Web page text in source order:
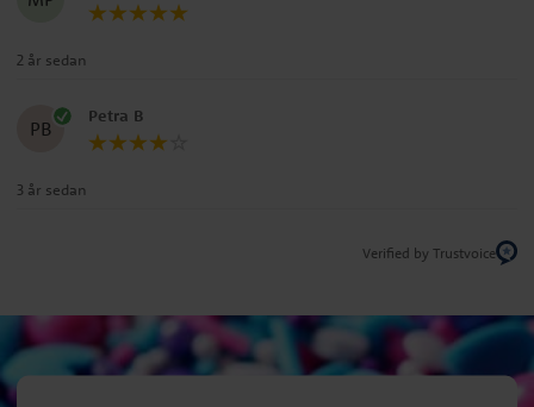
2 år sedan
PB
Petra B
3 år sedan
Verified by Trustvoice